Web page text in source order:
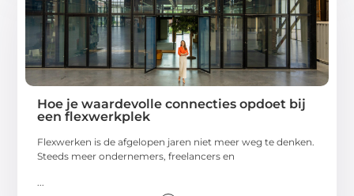
Hoe je waardevolle connecties opdoet bij
een flexwerkplek
Flexwerken is de afgelopen jaren niet meer weg te denken.
Steeds meer ondernemers, freelancers en